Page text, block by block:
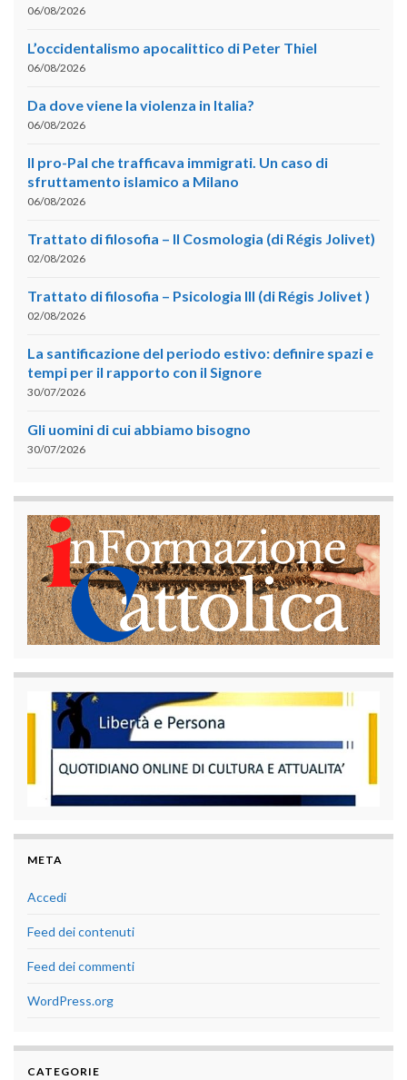
06/08/2026
L’occidentalismo apocalittico di Peter Thiel
06/08/2026
Da dove viene la violenza in Italia?
06/08/2026
Il pro-Pal che trafficava immigrati. Un caso di
sfruttamento islamico a Milano
06/08/2026
Trattato di filosofia – II Cosmologia (di Régis Jolivet)
02/08/2026
Trattato di filosofia – Psicologia III (di Régis Jolivet )
02/08/2026
La santificazione del periodo estivo: definire spazi e
tempi per il rapporto con il Signore
30/07/2026
Gli uomini di cui abbiamo bisogno
30/07/2026
META
Accedi
Feed dei contenuti
Feed dei commenti
WordPress.org
CATEGORIE